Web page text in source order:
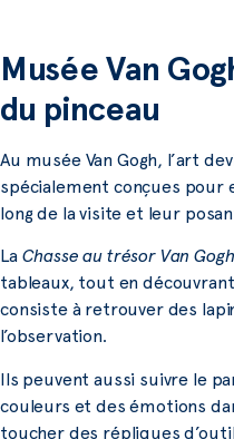
Musée Van
du pinceau
Au musée Van Gogh, l’art
spécialement conçues pour
long de la visite et leur
La Chasse au trésor Van Gogh
tableaux, tout en
consiste à retrouver des
l’observation.
Ils peuvent aussi suivre le
couleurs et des émotions
toucher des répliques